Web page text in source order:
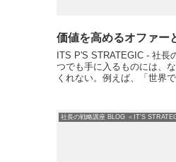
価値を高めるオファー
ITS P'S STRATEGIC - 社長
つでも手に入るものには、
くれない。例えば、「世界
な...
社長の戦略講座 BLOG ＜IT'S